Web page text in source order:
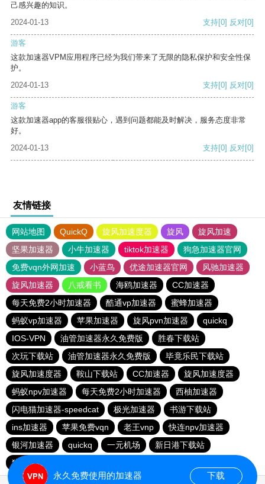
己感兴趣的知识。
2024-01-13
支持[0] 反对[0]
游客
这款加速器VPM应用程序已经为我们带来了无限的隐私保护和安全性保
护。
2024-01-13
支持[0] 反对[0]
游客
这款加速器app的客服很贴心，遇到问题都能及时解决，服务态度非常
好。
2024-01-13
支持[0] 反对[0]
友情链接
网站地图 QuickQ 旋风加速度器 旋风
旋风加速
坚果加速器
小牛加速器 tiktok加速器
狗急加速器官网
免费vqn外网加速
小蓝鸟 优途加速器官网
风驰加速器
旋风加速器
八戒看书 海鸥加速器
CC加速器
每天免费2小时加速器
酷通vp加速器
蜜蜂加速器
蚂蚁vp加速器
苹果加速器 旋风pvn加速器
quickq
IOS-VPN
油管加速器永久免费版
胜春下载站
次玩下载站
油管加速器永久免费版
毕竟乐民下载站
旋风加速度器
鞍山下载站 CC加速器
旋风加速度器
蚂蚁npv加速器
每天免费2小时加速器
西柚加速器
闪电猫加速器-speedcat
极光加速器
书游下载站
ins加速器
苹果免费vqn 老王vnp
快连npv加速器
银河加速器
quickq 一元机场
新日港下载站
猎豹加速器
永久免费使用的加速器 下载